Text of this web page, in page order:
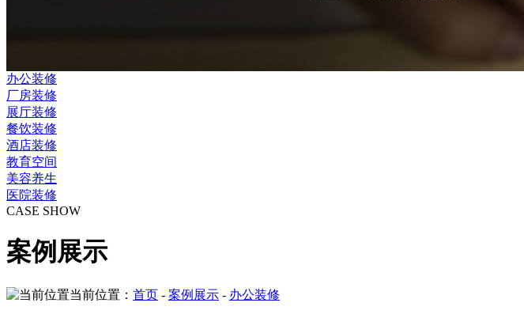
办公装修
厂房装修
展厅装修
餐饮装修
酒店装修
教育空间
美容养生
医院装修
CASE SHOW
案例展示
当前位置： 首页 - 案例展示 - 办公装修